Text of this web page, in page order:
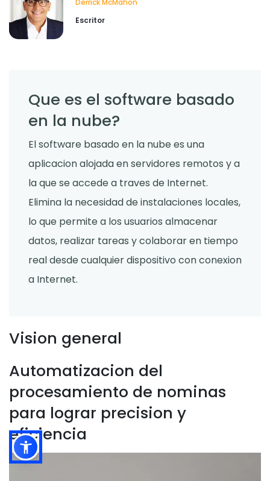
Derrick McMahon
Escritor
Que es el software basado
en la nube?
El software basado en la nube es una
aplicacion alojada en servidores remotos y a
la que se accede a traves de Internet.
Elimina la necesidad de instalaciones locales,
lo que permite a los usuarios almacenar
datos, realizar tareas y colaborar en tiempo
real desde cualquier dispositivo con conexion
a Internet.
Vision general
Automatizacion del
procesamiento de nominas
para lograr precision y
eficiencia